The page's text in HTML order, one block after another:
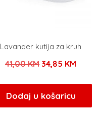
Lavander kutija za kruh
41,00KM Izvorna
bila
je:
34,85 KM
34,85
Dodaj u košaricu